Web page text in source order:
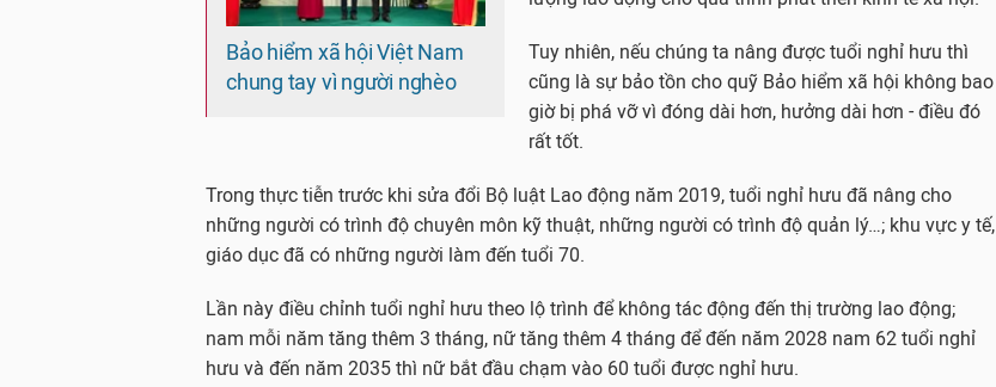
Bảo hiểm xã hội Việt Nam
chung tay vì người nghèo
Tuy nhiên, nếu chúng ta nâng được tuổi nghỉ hưu thì
cũng là sự bảo tồn cho quỹ Bảo hiểm xã hội không bao
giờ bị phá vỡ vì đóng dài hơn, hưởng dài hơn - điều đó
rất tốt.
Trong thực tiễn trước khi sửa đổi Bộ luật Lao động năm 2019, tuổi nghỉ hưu đã nâng cho
những người có trình độ chuyên môn kỹ thuật, những người có trình độ quản lý…; khu vực y tế,
giáo dục đã có những người làm đến tuổi 70.
Lần này điều chỉnh tuổi nghỉ hưu theo lộ trình để không tác động đến thị trường lao động;
nam mỗi năm tăng thêm 3 tháng, nữ tăng thêm 4 tháng để đến năm 2028 nam 62 tuổi nghỉ
hưu và đến năm 2035 thì nữ bắt đầu chạm vào 60 tuổi được nghỉ hưu.